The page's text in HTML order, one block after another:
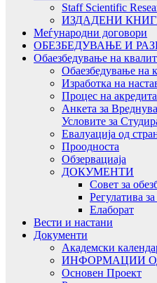
Staff Scientific
ИЗДАДЕНИ
Меѓународни договори
ОБЕЗБЕДУВАЊЕ И
Обаезбедување на
Обаезбедување на
Изработка на
Процес на
Анкета за
Условите за
Евалуација од
Проодноста
Обзервациаја
ДОКУМЕНТИ
Совет за
Регулатива
Елаборат
Вести и настани
Документи
Академски
ИНФОРМАЦИИ
Основен Проект